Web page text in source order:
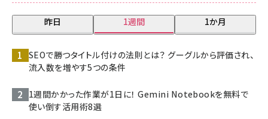
昨日 1週間 1か月
SEOで勝つタイトル付けの法則とは？ グーグルから評価され、
流入数を増やす5つの条件
1週間かかった作業が1日に！ Gemini Notebookを無料で
使い倒す活用術8選